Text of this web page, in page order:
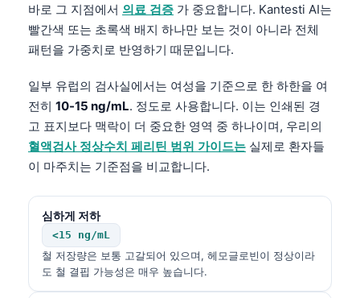
바로 그 지점에서 의료 검증 가 중요합니다. Kantesti AI는
빨간색 또는 초록색 배지 하나만 보는 것이 아니라 전체
패턴을 가중치로 반영하기 때문입니다.
일부 유럽의 검사실에서는 여성을 기준으로 한 하한을 여
전히 10-15 ng/mL. 정도로 사용합니다. 이는 인쇄된 경
고 표지보다 맥락이 더 중요한 영역 중 하나이며, 우리의
혈액검사 정상수치 페리틴 범위 가이드는 실제로 환자들
이 마주치는 기준점을 비교합니다.
심하게 저하
<15 ng/mL
철 저장량은 보통 고갈되어 있으며, 헤모글로빈이 정상이라
도 철 결핍 가능성은 매우 높습니다.